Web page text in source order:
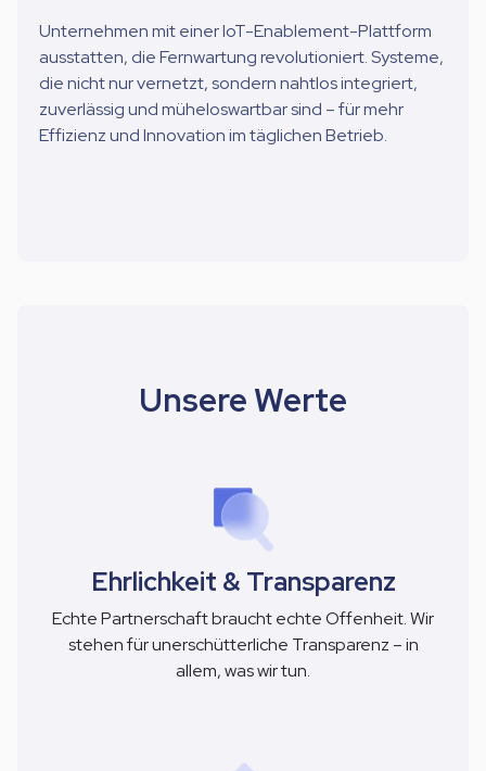
Unternehmen mit einer IoT-Enablement-Plattform
ausstatten, die Fernwartung revolutioniert. Systeme,
die nicht nur vernetzt, sondern nahtlos integriert,
zuverlässig und müheloswartbar sind – für mehr
Effizienz und Innovation im täglichen Betrieb.
Unsere Werte
Ehrlichkeit & Transparenz
Echte Partnerschaft braucht echte Offenheit. Wir
stehen für unerschütterliche Transparenz – in
allem, was wir tun.